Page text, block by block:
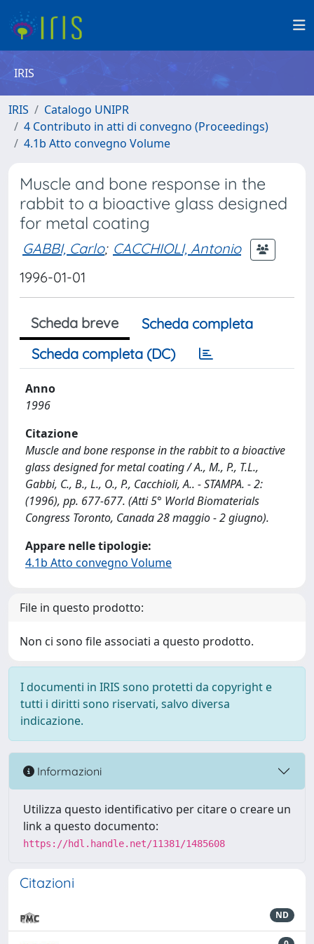
IRIS
IRIS
Catalogo UNIPR
4 Contributo in atti di convegno (Proceedings)
4.1b Atto convegno Volume
Muscle and bone response in the
rabbit to a bioactive glass designed
for metal coating
GABBI, Carlo; CACCHIOLI, Antonio
1996-01-01
Scheda breve
Scheda completa
Scheda completa (DC)
Anno
1996
Citazione
Muscle and bone response in the rabbit to a bioactive
glass designed for metal coating / A., M., P., T.L.,
Gabbi, C., B., L., O., P., Cacchioli, A.. - STAMPA. - 2:
(1996), pp. 677-677. (Atti 5° World Biomaterials
Congress Toronto, Canada 28 maggio - 2 giugno).
Appare nelle tipologie:
4.1b Atto convegno Volume
File in questo prodotto:
Non ci sono file associati a questo prodotto.
I documenti in IRIS sono protetti da copyright e
tutti i diritti sono riservati, salvo diversa
indicazione.
Informazioni
Utilizza questo identificativo per citare o creare un
link a questo documento:
https://hdl.handle.net/11381/1485608
Citazioni
ND